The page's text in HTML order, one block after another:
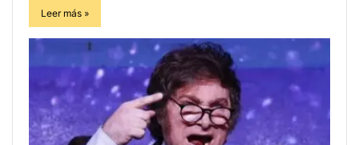
Leer más »